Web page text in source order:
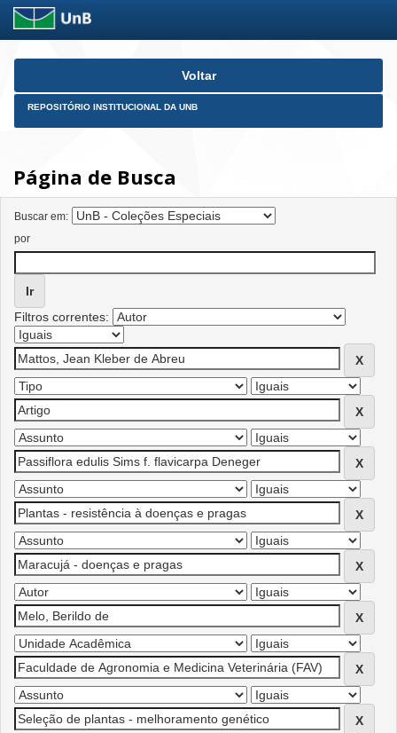
Skip
Voltar
REPOSITÓRIO INSTITUCIONAL DA UNB
Página de Busca
Buscar em:
por
Filtros correntes: